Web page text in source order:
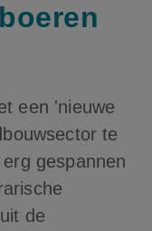
een 'nieuwe
te
gespannen
de